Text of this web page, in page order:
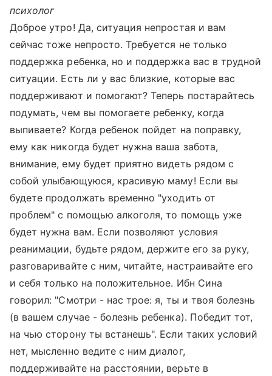
психолог
Доброе утро! Да, ситуация непростая и вам
сейчас тоже непросто. Требуется не только
поддержка ребенка, но и поддержка вас в трудной
ситуации. Есть ли у вас близкие, которые вас
поддерживают и помогают? Теперь постарайтесь
подумать, чем вы помогаете ребенку, когда
выпиваете? Когда ребенок пойдет на поправку,
ему как никогда будет нужна ваша забота,
внимание, ему будет приятно видеть рядом с
собой улыбающуюся, красивую маму! Если вы
будете продолжать временно "уходить от
проблем" с помощью алкоголя, то помощь уже
будет нужна вам. Если позволяют условия
реанимации, будьте рядом, держите его за руку,
разговаривайте с ним, читайте, настраивайте его
и себя только на положительное. Ибн Сина
говорил: "Смотри - нас трое: я, ты и твоя болезнь
(в вашем случае - болезнь ребенка). Победит тот,
на чью сторону ты встанешь". Если таких условий
нет, мысленно ведите с ним диалог,
поддерживайте на расстоянии, верьте в